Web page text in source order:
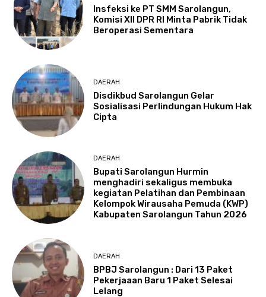
Insfeksi ke PT SMM Sarolangun,
Komisi XII DPR RI Minta Pabrik Tidak
Beroperasi Sementara
DAERAH
Disdikbud Sarolangun Gelar
Sosialisasi Perlindungan Hukum Hak
Cipta
DAERAH
Bupati Sarolangun Hurmin
menghadiri sekaligus membuka
kegiatan Pelatihan dan Pembinaan
Kelompok Wirausaha Pemuda (KWP)
Kabupaten Sarolangun Tahun 2026
DAERAH
BPBJ Sarolangun : Dari 13 Paket
Pekerjaaan Baru 1 Paket Selesai
Lelang